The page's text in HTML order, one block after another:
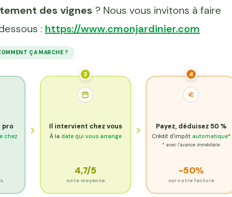
des vignes ? Nous vous invitons à faire
: https://www.cmonjardinier.com
ÇA MARCHE ?
pro
chez
3
Il intervient chez vous
À la date qui vous arrange
4,7/5
note moyenne
4
Payez, déduisez 50 %
Crédit d'impôt automatique*
* avec l'avance immédiate
-50%
sur votre facture